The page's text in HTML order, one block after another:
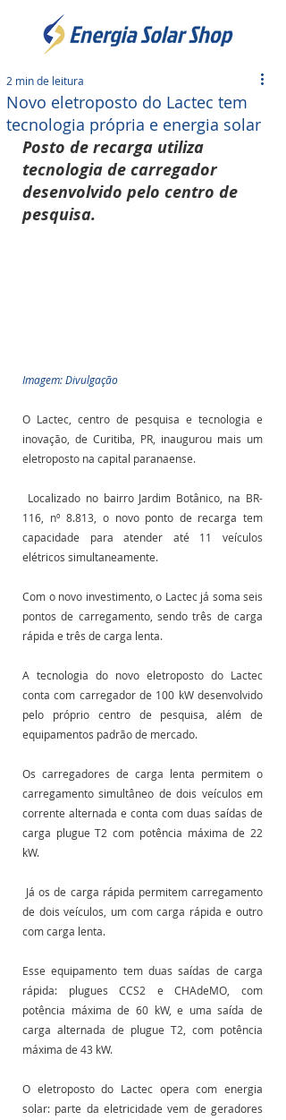
Novo eletroposto do Lactec tem
tecnologia própria e energia solar
2 min de leitura
Posto de recarga utiliza
tecnologia de carregador
desenvolvido pelo centro de
pesquisa.
Imagem: Divulgação
O Lactec, centro de pesquisa e tecnologia e
inovação, de Curitiba, PR, inaugurou mais um
eletroposto na capital paranaense.
116, nº 8.813, o novo ponto de recarga tem
capacidade para atender até 11 veículos
elétricos simultaneamente.
Com o novo investimento, o Lactec já soma seis
pontos de carregamento, sendo três de carga
rápida e três de carga lenta.
A tecnologia do novo eletroposto do Lactec
conta com carregador de 100 kW desenvolvido
pelo próprio centro de pesquisa, além de
equipamentos padrão de mercado.
Os carregadores de carga lenta permitem o
carregamento simultâneo de dois veículos em
corrente alternada e conta com duas saídas de
carga plugue T2 com potência máxima de 22
kW.
de dois veículos, um com carga rápida e outro
com carga lenta.
Esse equipamento tem duas saídas de carga
rápida: plugues CCS2 e CHAdeMO, com
potência máxima de 60 kW, e uma saída de
carga alternada de plugue T2, com potência
máxima de 43 kW.
O eletroposto do Lactec opera com energia
solar: parte da eletricidade vem de geradores